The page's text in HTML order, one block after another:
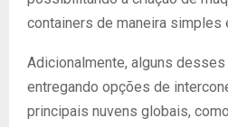
containers de maneira simples
Adicionalmente, alguns
entregando opções de
principais nuvens globais,